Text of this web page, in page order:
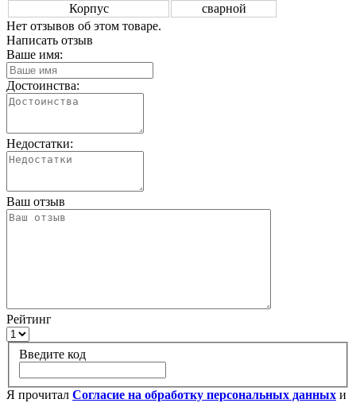
Корпус
сварной
Нет отзывов об этом товаре.
Написать отзыв
Ваше имя:
Достоинства:
Недостатки:
Ваш отзыв
Рейтинг
Введите код
Я прочитал Согласие на обработку персональных данных и